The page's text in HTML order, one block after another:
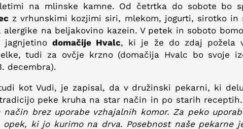
na mlinske kamne. Od četrtka do sobote bo
z vrhunskimi kozjimi siri, mlekom, jogurti, sirotko in
alergike na beljakovino kazein. V petek in soboto
jagnjetinodomačije Hvalc, ki je že do zdaj požela
tudi za ovčje krzno (domačija Hvalc bo svoje
decembra).
kot Vudi, je zapisal, da v družinski pekarni, ki
peke kruha na star način in po starih receptih.
način brez uporabe vzhajalnih komor. Za peko
ki jo kurimo na drva. Posebnost naše pekarne